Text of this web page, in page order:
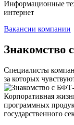
Информационные
интернет
Вакансии компании
Знакомство
Специалисты
за которых
Корпоративная
программных
государственного